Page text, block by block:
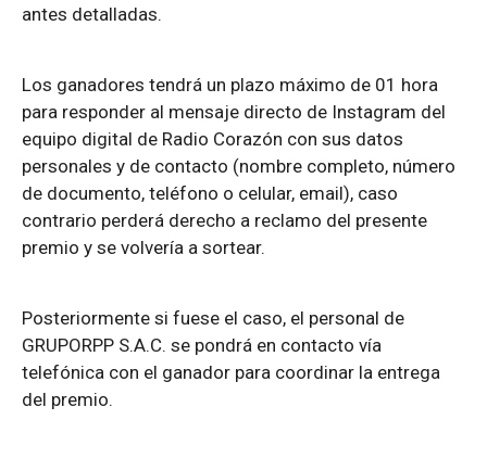
antes detalladas.
Los ganadores tendrá un plazo máximo de 01 hora
para responder al mensaje directo de Instagram del
equipo digital de Radio Corazón con sus datos
personales y de contacto (nombre completo, número
de documento, teléfono o celular, email), caso
contrario perderá derecho a reclamo del presente
premio y se volvería a sortear.
Posteriormente si fuese el caso, el personal de
GRUPORPP S.A.C. se pondrá en contacto vía
telefónica con el ganador para coordinar la entrega
del premio.